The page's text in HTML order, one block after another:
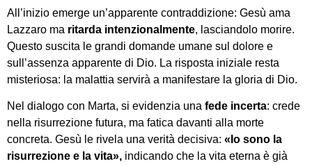
All’inizio emerge un’apparente contraddizione: Gesù ama
Lazzaro ma ritarda intenzionalmente, lasciandolo morire.
Questo suscita le grandi domande umane sul dolore e
sull’assenza apparente di Dio. La risposta iniziale resta
misteriosa: la malattia servirà a manifestare la gloria di Dio.
Nel dialogo con Marta, si evidenzia una fede incerta: crede
nella risurrezione futura, ma fatica davanti alla morte
concreta. Gesù le rivela una verità decisiva: «Io sono la
risurrezione e la vita», indicando che la vita eterna è già